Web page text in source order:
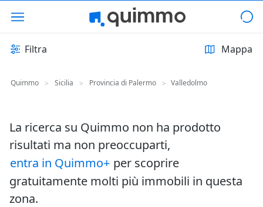
Filtra Mappa
Quimmo > Sicilia > Provincia di Palermo > Valledolmo
La ricerca su Quimmo non ha prodotto
risultati ma non preoccuparti,
entra in Quimmo+ per scoprire
gratuitamente molti più immobili in questa
zona.